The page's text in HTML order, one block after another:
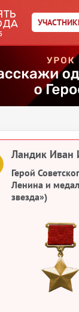
Орден
Ландик Иван
Ландик Иван
Герой
Ленина и
звезда»)